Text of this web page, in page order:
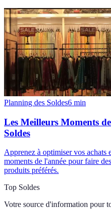
Planning des Soldes6 min
Les Meilleurs Moments
Soldes
Apprenez à optimiser vos achats
moments de l'année pour faire
produits préférés.
Top Soldes
Votre source d'information pour